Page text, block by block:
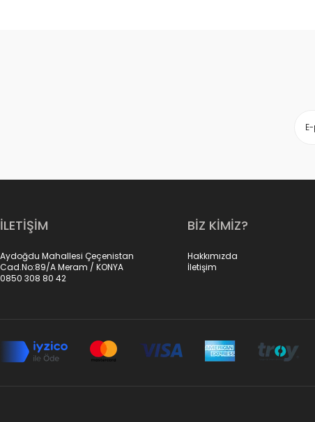
İLETİŞİM
Aydoğdu Mahallesi Çeçenistan
Cad.No:89/A Meram / KONYA
0850 308 80 42
BİZ KİMİZ?
Hakkımızda
İletişim